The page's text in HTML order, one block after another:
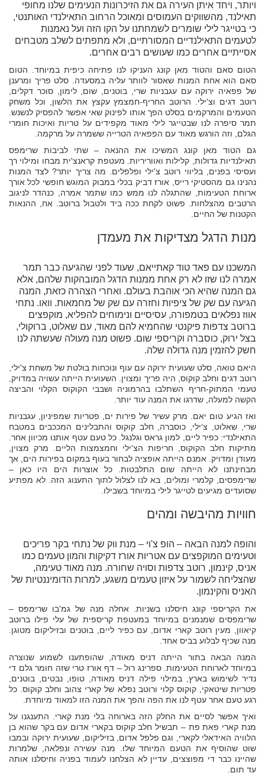
ויותר, ויחד איתן העירה גם את הזיכרונות הנעימים שלנו מחופי
תאילנד, מהשווקים העמוסים ומאוכל הרחוב התאילנדי האותנטי,
כי בטייגר לילי שומרים לשמחתנו על הקו הזה ועל נאמנות
לטעמים התאילנדיים המסורתיים, ולא מתפתים לשלב מטבחים
אסייתיים אחרים כמו שעושים רבים אחרים.
הטום סאם והטוד מאן קונג העניקו לנו פתיחה כיפית במיוחד. הטום
סאם הוא אחת המנות שאסור לוותר עליה במסעדה. סלט פריך ומרענן
של פפאיה ירוקה עם עגבניות שרי, בוטנים, שום, לימון, סוכר דקלים,
רוטב דגים וצ'ילי. הרוטב החריף-חמצמץ עקצץ את הלשון, וכל משחק
הטעמים והמרקמים בסלט הפך אותו לפינוק שאי אפשר להפסיק לנשנש.
תמר סיפרה לנו שבטייגר לילי מאוד מקפידים על טריות ואיכות חומרי
הגלם, וזה הורגש מאוד עם הפפאיה הטרייה ששמרה על מרקמה.
גם הטוד מאן קונג המשיכו את ההנאה – שתי לביבות שרימפס
תאילנדיות גדולות, קלילות ואווריריות. מעטפת קראנצ'ית מבחו ומילוי רך
ועסיסי בפנים, בליווי רוטב צ'ילי ופלפלים. מה צריך יותר? לצד המנות
נהנינו גם מהסטיקי רייס, אורז דביק בכלי במבוק המוגש חופשי לכל אורך
ארוחת הטעימות, שהתגלה לנו ממש כמו שתמר אמרה, כנהדר לניגוב
הרטבים מהצלחות. פשוט לקחת ככה ביד ולטבול ברוטב. אח, ההנאות
הקטנות של החיים.
מנות הדגל מצדיקות את מעמדן
המשכנו עם פאד טוד קאתייאם, שעוד לפני שהגיעה כבר תמר
אמרה לנו שזו לא רק אחת ממנות הדגל המובהקות שלהם, אלא
גם המנה שהיא הכי אוהבת בעולם. ואחרי הצהרה כזאת, המנה
הגיעה עם שק של ציפיות וחזרה עם שק של מחמאות. וואו. נתחי
אווז נפלאים בטמפורה, עסיסיים ונימוחים להפליא, מוקפצים
ברוטב צדפות פיקנטי שהחמיא להם מאוד, עם שאלוט, ברוקולי,
בצל ירוק, כוסברה וקריספי שום. פשוט מנה מעולה שעשתה לנו
חשק להזמין מנה גדולה שלה.
היאם טואה, סלט שעועית ירוקה עם עוף ונוכחות בולטת של משחת צ'ילי,
רוטב דגים וחלב קוקוס, היה פריך ומצוין. השעועית הייתה עשויה במדויק,
טעמי המתוק-חריף השתלבו בהרמוניה ושבבי הקוקוס הקלוי והביצה
הקשה למעלה, שדרגו את המנה עוד יותר.
ואז הגיע טום יאם. מרק עשיר של פירות ים, פטריות שמפיניון, עגבניות
שרי, שאלוט, צ‘ילי, כוסברה, חלב קוקוס והתבלינים המככבים במטבח
התאילנדי: כפיר ליים, למון גראס וגלנגל. כל טעם עטף אותנו מכיוון אחר.
מתיקות חלב הקוקוס, חריפות הצ'ילי וחמצמצות הליים. מרק מצוין,
מעודן ומדויק. אמנם הייתה אופציה לבחור בעוף במקום בפירות הים, אך
מבחינתנו לא הייתה שום התלבטות. כל אוצרות הים היו כאן –
שרימפסים, קלמרי ומולים, בא לנו לצלול לתוך התענוג הזה. לא מפתיע
שסועדים מגיעים לטייגר לילי במיוחד בשבילו.
חוויות מהיבשה ומהים
והופה למנה הבאה – הופ צ'וי – מנת ווק של נתחי בקר פריכים
וטעימים המוקפצים עם אטריות אורז דקיקות והמון טעמים כמו
אניס, קינמון, רוטב צדפות וסויה שחורה. מנה מאוד טעימה,
שהצליחה לשמור על איזון טעמים משגע, למרות הדומיננטיות של
האניס והקינמון.
את הקריספי קונג חיסלנו בשניות. אחלה מנה של גמ'בו שרימפס –
שרימפסים שמנמנים במיוחד במעטפת קריספית של עלי פילו ברוטב
קיאוון, מעין רוטב קארי אדום, עם כפיר ליים, בוטנים ובזיליקום מטוגן.
מנה שכיף לבלוע בביס אחד.
המנה הבאה בתור הייתה דניס מאודה, שהופתענו לשמוע שנוצרה
במיוחד לארוחת הטעימות. ספרינג רול – דף אורז טרי שזה חומר גלם די
נדיר לשימוש בארץ, במילוי פילה דניס מאודה, טופו, נבטים, בוטנים,
פטריות שיטאקי, קוקוס קלוי ורוטב נפלא של קארי צהוב וחלב קוקוס. כל
רגע טעם אחר עטף לנו את הפה והפך את המנה הזו למאוד מיוחדת.
ואיך אפשר לסיים את החלק הזה בארוחה בלי מנת קארי. התענגנו על
מנת קארי פאת פת – תבשיל חלב קוקוס בקארי אדום עם בקר שהוא בן
הלוויה האידאלי לקארי, וגם פלפל אדום, בזיליקום, שעועית ירוקה ובמבו
שוט שהוסיף את הטעם המיוחד שלו. מנה עשירה ונפלאה, שלמרות
שהיינו כבר די מפוצצים, עדיין לא הצלחנו לעמוד בפניה וחיסלנו אותה
עד תום.